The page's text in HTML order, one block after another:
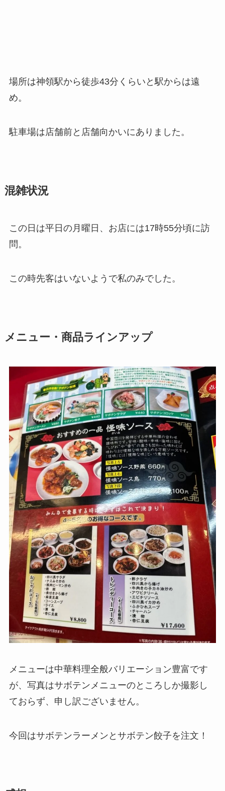
場所は神領駅から徒歩43分くらいと駅からは遠
め。
駐車場は店舗前と店舗向かいにありました。
混雑状況
この日は平日の月曜日、お店には17時55分頃に訪
問。
この時先客はいないようで私のみでした。
メニュー・商品ラインアップ
メニューは中華料理全般バリエーション豊富です
が、写真はサボテンメニューのところしか撮影し
ておらず、申し訳ございません。
今回はサボテンラーメンとサボテン餃子を注文！